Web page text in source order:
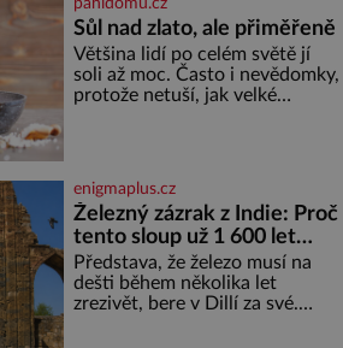
každý, kdo s tím má nějaké
zkušenosti, se zapřísahá, že
pokud odpustíte, znatelně se
vám uleví. Když se ke mně
doneslo, že si manžel pořídil
Sůl nad zlato, ale přiměřeně
Většina lidí po celém světě jí
soli až moc. Často i nevědomky,
protože netuší, jak velké
sladkých. Sůl je zdravá Ale v
ani ne třetinovém množství, než
je pro většinu populace běžné.
Její základní složky– sodík a
chlór – jsou zásadní pro
správné hospodaření
enigmaplus.cz
Železný zázrak z Indie: Proč
tento sloup už 1 600 let
nezná rez?
Představa, že železo musí na
dešti během několika let
zrezivět, bere v Dillí za své.